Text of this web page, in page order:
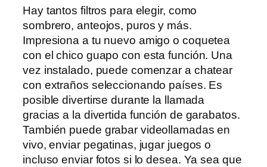
Hay tantos filtros para elegir, como
sombrero, anteojos, puros y más.
Impresiona a tu nuevo amigo o coquetea
con el chico guapo con esta función. Una
vez instalado, puede comenzar a chatear
con extraños seleccionando países. Es
posible divertirse durante la llamada
gracias a la divertida función de garabatos.
También puede grabar videollamadas en
vivo, enviar pegatinas, jugar juegos o
incluso enviar fotos si lo desea. Ya sea que